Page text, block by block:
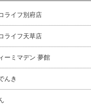
ライフ別府店
ライフ天草店
ーミマデン 夢館
んき